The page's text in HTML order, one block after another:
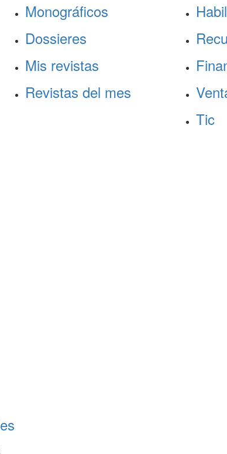
Monográficos
Dossieres
Mis revistas
Revistas del mes
Tic